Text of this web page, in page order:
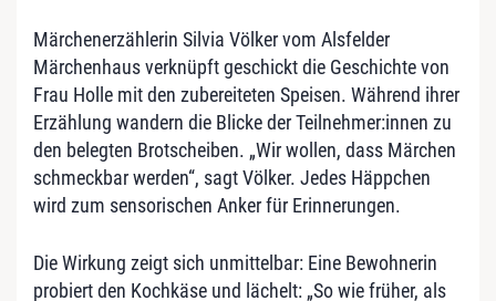
Märchenerzählerin Silvia Völker vom Alsfelder
Märchenhaus verknüpft geschickt die Geschichte von
Frau Holle mit den zubereiteten Speisen. Während ihrer
Erzählung wandern die Blicke der Teilnehmer:innen zu
den belegten Brotscheiben. „Wir wollen, dass Märchen
schmeckbar werden“, sagt Völker. Jedes Häppchen
wird zum sensorischen Anker für Erinnerungen.
Die Wirkung zeigt sich unmittelbar: Eine Bewohnerin
probiert den Kochkäse und lächelt: „So wie früher, als